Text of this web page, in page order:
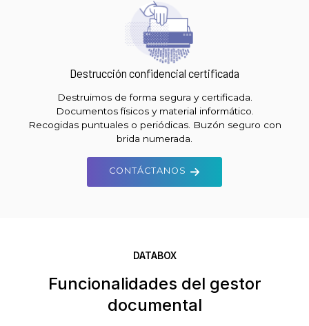
Destrucción confidencial certificada
Destruimos de forma segura y certificada.
Documentos físicos y material informático.
Recogidas puntuales o periódicas. Buzón seguro con
brida numerada.
CONTÁCTANOS
DATABOX
Funcionalidades del gestor
documental